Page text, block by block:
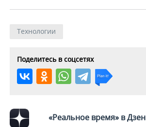
Технологии
Поделитесь в соцсетях
«Реальное время» в Дзен